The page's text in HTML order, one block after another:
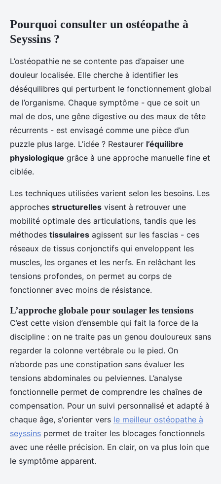
Pourquoi consulter un ostéopathe à
Seyssins ?
L’ostéopathie ne se contente pas d’apaiser une
douleur localisée. Elle cherche à identifier les
déséquilibres qui perturbent le fonctionnement global
de l’organisme. Chaque symptôme - que ce soit un
mal de dos, une gêne digestive ou des maux de tête
récurrents - est envisagé comme une pièce d’un
puzzle plus large. L’idée ? Restaurer l’équilibre
physiologique grâce à une approche manuelle fine et
ciblée.
Les techniques utilisées varient selon les besoins. Les
approches structurelles visent à retrouver une
mobilité optimale des articulations, tandis que les
méthodes tissulaires agissent sur les fascias - ces
réseaux de tissus conjonctifs qui enveloppent les
muscles, les organes et les nerfs. En relâchant les
tensions profondes, on permet au corps de
fonctionner avec moins de résistance.
L’approche globale pour soulager les tensions
C’est cette vision d’ensemble qui fait la force de la
discipline : on ne traite pas un genou douloureux sans
regarder la colonne vertébrale ou le pied. On
n’aborde pas une constipation sans évaluer les
tensions abdominales ou pelviennes. L’analyse
fonctionnelle permet de comprendre les chaînes de
compensation. Pour un suivi personnalisé et adapté à
chaque âge, s'orienter vers le meilleur ostéopathe à
seyssins permet de traiter les blocages fonctionnels
avec une réelle précision. En clair, on va plus loin que
le symptôme apparent.